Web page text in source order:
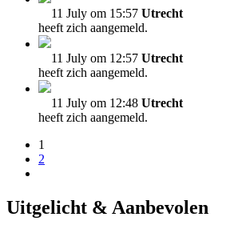
11 July om 15:57 Utrecht
heeft zich aangemeld.
11 July om 12:57 Utrecht
heeft zich aangemeld.
11 July om 12:48 Utrecht
heeft zich aangemeld.
1
2
Uitgelicht & Aanbevolen